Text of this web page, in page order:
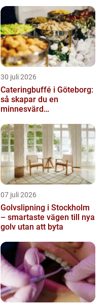
30 juli 2026
Cateringbuffé i Göteborg:
så skapar du en
minnesvärd
07 juli 2026
Golvslipning i Stockholm
– smartaste vägen till nya
golv utan att byta